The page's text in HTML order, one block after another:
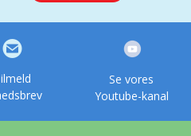
Se vores
Youtube-kanal